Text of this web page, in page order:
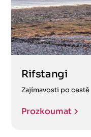
Rifstangi
Zajímavosti po cestě
Prozkoumat